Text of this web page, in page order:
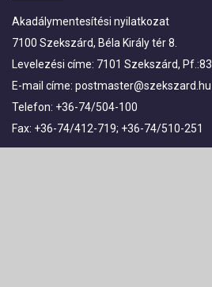
Akadálymentesítési nyilatkozat
7100 Szekszárd, Béla Király tér 8.
Levelezési címe: 7101 Szekszárd, Pf.:83.
E-mail címe: postmaster@szekszard.hu
Telefon: +36-74/504-100
Fax: +36-74/412-719; +36-74/510-251